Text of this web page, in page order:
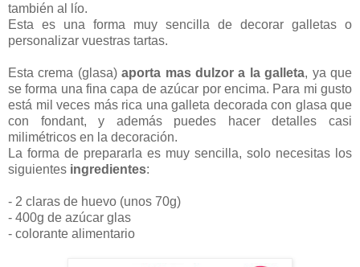
también al lío.
Esta es una forma muy sencilla de decorar galletas o
personalizar vuestras tartas.
Esta crema (glasa)aporta mas dulzor a la galleta, ya que
se forma una fina capa de azúcar por encima. Para mi gusto
está mil veces más rica una galleta decorada con glasa que
con fondant, y además puedes hacer detalles casi
milimétricos en la decoración.
La forma de prepararla es muy sencilla, solo necesitas los
siguientes ingredientes:
- 2 claras de huevo (unos 70g)
- 400g de azúcar glas
- colorante alimentario